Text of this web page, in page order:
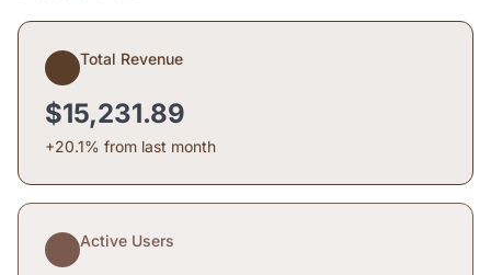
Total Revenue
$15,231.89
+20.1% from last month
Active Users